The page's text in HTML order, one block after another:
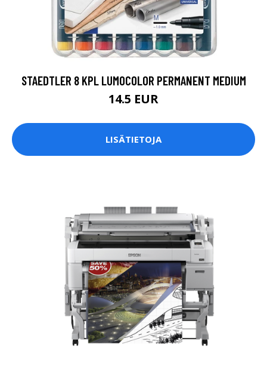
STAEDTLER 8 KPL LUMOCOLOR PERMANENT MEDIUM
14.5 EUR
LISÄTIETOJA